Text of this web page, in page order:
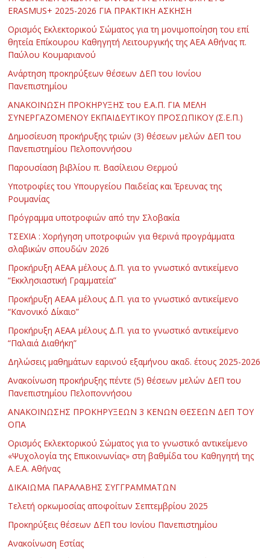
ERASMUS+ 2025-2026 ΓΙΑ ΠΡΑΚΤΙΚΗ ΑΣΚΗΣΗ
Ορισμός Εκλεκτορικού Σώματος για τη μονιμοποίηση του επί
θητεία Επίκουρου Καθηγητή Λειτουργικής της ΑΕΑ Αθήνας π.
Παύλου Κουμαριανού
Ανάρτηση προκηρύξεων θέσεων ΔΕΠ του Ιονίου
Πανεπιστημίου
ΑΝΑΚΟΙΝΩΣΗ ΠΡΟΚΗΡΥΞΗΣ του Ε.Α.Π. ΓΙΑ ΜΕΛΗ
ΣΥΝΕΡΓΑΖΟΜΕΝΟΥ ΕΚΠΑΙΔΕΥΤΙΚΟΥ ΠΡΟΣΩΠΙΚΟΥ (Σ.Ε.Π.)
Δημοσίευση προκήρυξης τριών (3) θέσεων μελών ΔΕΠ του
Πανεπιστημίου Πελοποννήσου
Παρουσίαση βιβλίου π. Βασίλειου Θερμού
Υποτροφίες του Υπουργείου Παιδείας και Έρευνας της
Ρουμανίας
Πρόγραμμα υποτροφιών από την Σλοβακία
ΤΣΕΧΙΑ : Χορήγηση υποτροφιών για θερινά προγράμματα
σλαβικών σπουδών 2026
Προκήρυξη ΑΕΑΑ μέλους Δ.Π. για το γνωστικό αντικείμενο
“Εκκλησιαστική Γραμματεία”
Προκήρυξη ΑΕΑΑ μέλους Δ.Π. για το γνωστικό αντικείμενο
“Κανονικό Δίκαιο”
Προκήρυξη ΑΕΑΑ μέλους Δ.Π. για το γνωστικό αντικείμενο
“Παλαιά Διαθήκη”
Δηλώσεις μαθημάτων εαρινού εξαμήνου ακαδ. έτους 2025-2026
Ανακοίνωση προκήρυξης πέντε (5) θέσεων μελών ΔΕΠ του
Πανεπιστημίου Πελοποννήσου
ΑΝΑΚΟΙΝΩΣΗΣ ΠΡΟΚΗΡΥΞΕΩΝ 3 ΚΕΝΩΝ ΘΕΣΕΩΝ ΔΕΠ ΤΟΥ
ΟΠΑ
Ορισμός Εκλεκτορικού Σώματος για το γνωστικό αντικείμενο
«Ψυχολογία της Επικοινωνίας» στη βαθμίδα του Καθηγητή της
Α.Ε.Α. Αθήνας
ΔΙΚΑΙΩΜΑ ΠΑΡΑΛΑΒΗΣ ΣΥΓΓΡΑΜΜΑΤΩΝ
Τελετή ορκωμοσίας αποφοίτων Σεπτεμβρίου 2025
Προκηρύξεις θέσεων ΔΕΠ του Ιονίου Πανεπιστημίου
Ανακοίνωση Εστίας